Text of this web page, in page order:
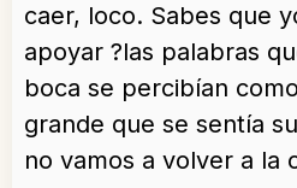
caer, loco. Sabes que
apoyar ?las palabras
boca se percibían
grande que se sentía
no vamos a volver a la